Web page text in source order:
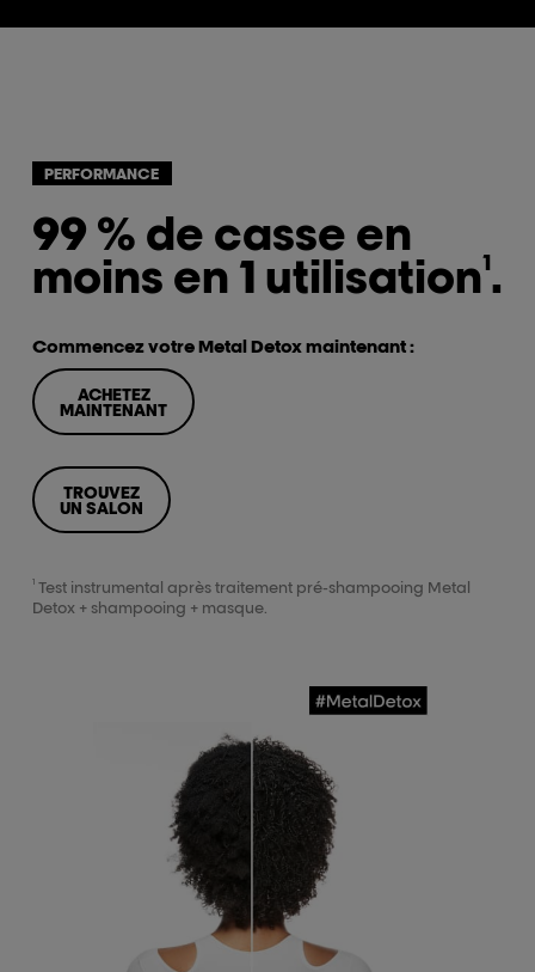
PERFORMANCE
99 % de casse en
moins en 1 utilisation1.
Commencez votre Metal Detox maintenant :
ACHETEZ
MAINTENANT
TROUVEZ
UN SALON
1Test instrumental après traitement pré-shampooing Metal
Detox + shampooing + masque.